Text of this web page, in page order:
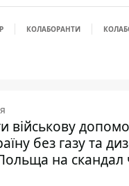
КОЛАБОРАНТИ
військову
без газу та
на скандал